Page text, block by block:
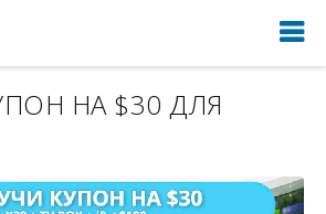
НА $30 ДЛЯ